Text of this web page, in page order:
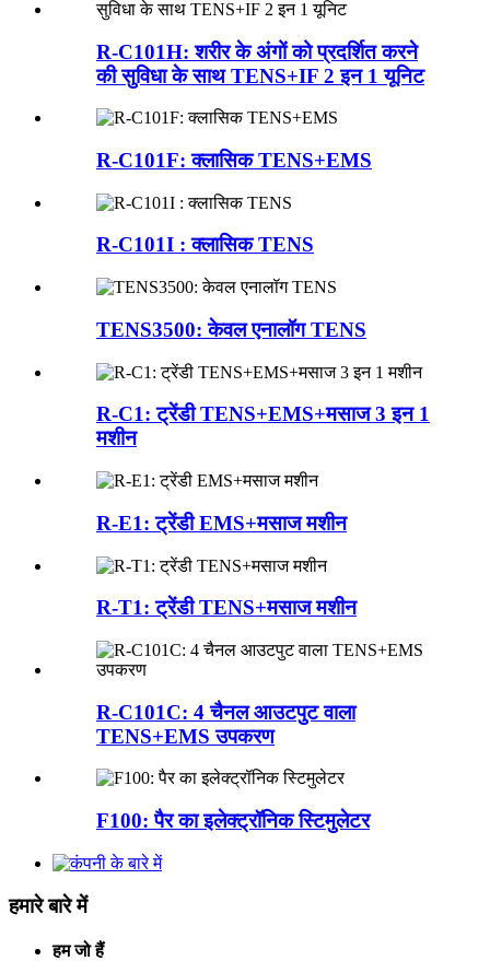
R-C101H: शरीर के अंगों को प्रदर्शित करने
की सुविधा के साथ TENS+IF 2 इन 1 यूनिट
R-C101F: क्लासिक TENS+EMS
R-C101I : क्लासिक TENS
TENS3500: केवल एनालॉग TENS
R-C1: ट्रेंडी TENS+EMS+मसाज 3 इन 1
मशीन
R-E1: ट्रेंडी EMS+मसाज मशीन
R-T1: ट्रेंडी TENS+मसाज मशीन
R-C101C: 4 चैनल आउटपुट वाला
TENS+EMS उपकरण
F100: पैर का इलेक्ट्रॉनिक स्टिमुलेटर
हमारे बारे में
हम जो हैं